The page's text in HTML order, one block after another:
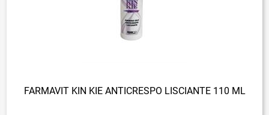
FARMAVIT KIN KIE ANTICRESPO LISCIANTE 110 ML